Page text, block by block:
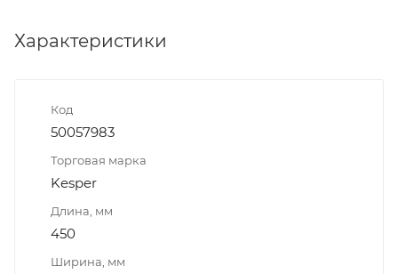
Характеристики
Код
50057983
Торговая марка
Kesper
Длина, мм
450
Ширина, мм